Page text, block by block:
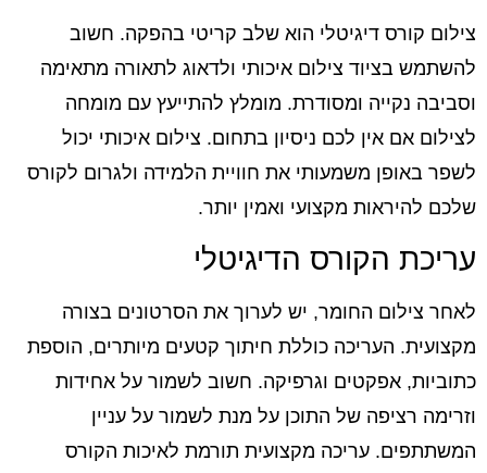
צילום קורס דיגיטלי הוא שלב קריטי בהפקה. חשוב
להשתמש בציוד צילום איכותי ולדאוג לתאורה מתאימה
וסביבה נקייה ומסודרת. מומלץ להתייעץ עם מומחה
לצילום אם אין לכם ניסיון בתחום. צילום איכותי יכול
לשפר באופן משמעותי את חוויית הלמידה ולגרום לקורס
שלכם להיראות מקצועי ואמין יותר.
עריכת הקורס הדיגיטלי
לאחר צילום החומר, יש לערוך את הסרטונים בצורה
מקצועית. העריכה כוללת חיתוך קטעים מיותרים, הוספת
כתוביות, אפקטים וגרפיקה. חשוב לשמור על אחידות
וזרימה רציפה של התוכן על מנת לשמור על עניין
המשתתפים. עריכה מקצועית תורמת לאיכות הקורס